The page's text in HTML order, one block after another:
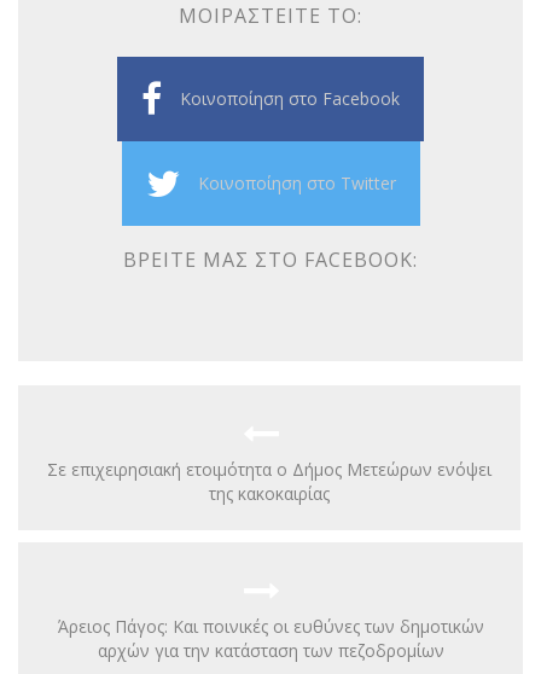
ΜΟΙΡΑΣΤΕΊΤΕ ΤΟ:
Κοινοποίηση στο Facebook
Κοινοποίηση στο Twitter
ΒΡΕΊΤΕ ΜΑΣ ΣΤΟ FACEBOOK:
Σε επιχειρησιακή ετοιμότητα ο Δήμος Μετεώρων ενόψει
της κακοκαιρίας
Άρειος Πάγος: Και ποινικές οι ευθύνες των δημοτικών
αρχών για την κατάσταση των πεζοδρομίων